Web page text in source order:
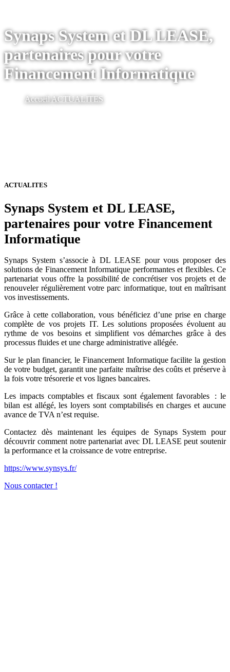
Synaps System et DL LEASE,
partenaires pour votre
Financement Informatique
AccueilACTUALITES
ACTUALITES
Synaps System et DL LEASE,
partenaires pour votre Financement
Informatique
Synaps System s’associe à DL LEASE pour vous proposer des
solutions de Financement Informatique performantes et flexibles. Ce
partenariat vous offre la possibilité de concrétiser vos projets et de
renouveler régulièrement votre parc informatique, tout en maîtrisant
vos investissements.
Grâce à cette collaboration, vous bénéficiez d’une prise en charge
complète de vos projets IT. Les solutions proposées évoluent au
rythme de vos besoins et simplifient vos démarches grâce à des
processus fluides et une charge administrative allégée.
Sur le plan financier, le Financement Informatique facilite la gestion
de votre budget, garantit une parfaite maîtrise des coûts et préserve à
la fois votre trésorerie et vos lignes bancaires.
Les impacts comptables et fiscaux sont également favorables : le
bilan est allégé, les loyers sont comptabilisés en charges et aucune
avance de TVA n’est requise.
Contactez dès maintenant les équipes de Synaps System pour
découvrir comment notre partenariat avec DL LEASE peut soutenir
la performance et la croissance de votre entreprise.
https://www.synsys.fr/
Nous contacter !